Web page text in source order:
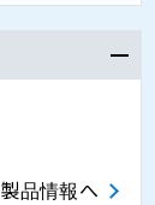
製品情報へ